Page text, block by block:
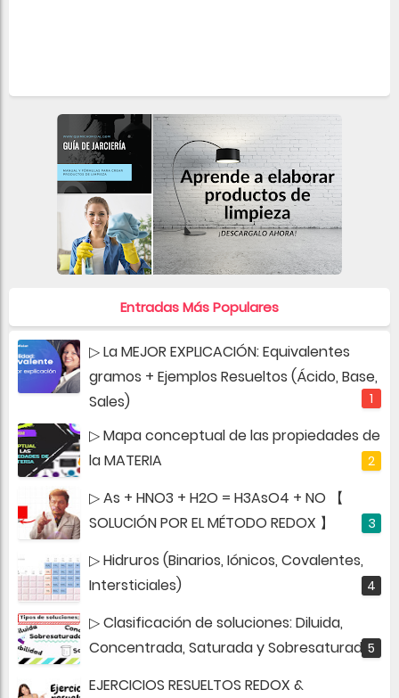
Entradas Más Populares
▷ La MEJOR EXPLICACIÓN: Equivalentes
gramos + Ejemplos Resueltos (Ácido, Base,
Sales)
▷ Mapa conceptual de las propiedades de
la MATERIA
▷ As + HNO3 + H2O = H3AsO4 + NO 【
SOLUCIÓN POR EL MÉTODO REDOX 】
▷ Hidruros (Binarios, Iónicos, Covalentes,
Intersticiales)
▷ Clasificación de soluciones: Diluida,
Concentrada, Saturada y Sobresaturada
EJERCICIOS RESUELTOS REDOX &